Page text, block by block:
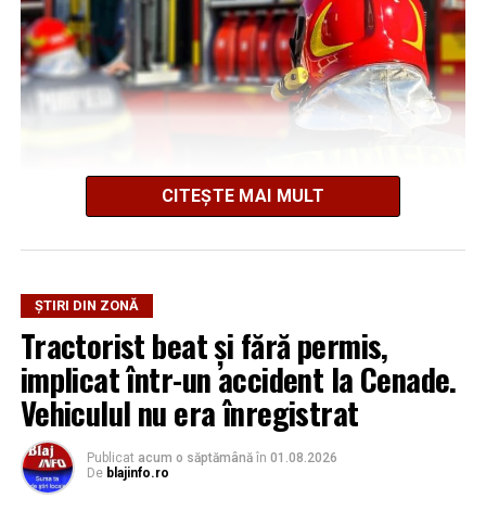
precum și voluntarii din cadrul Serviciului Voluntar
pentru Situații de Urgență (SVSU) Mihalț.
Adaugă blajinfo.ro ca sursă
preferată pe Google
CITEȘTE MAI MULT
ȘTIRI DIN ZONĂ
Tractorist beat și fără permis,
implicat într-un accident la Cenade.
Vehiculul nu era înregistrat
Publicat acum o săptămână în 01.08.2026
De blajinfo.ro